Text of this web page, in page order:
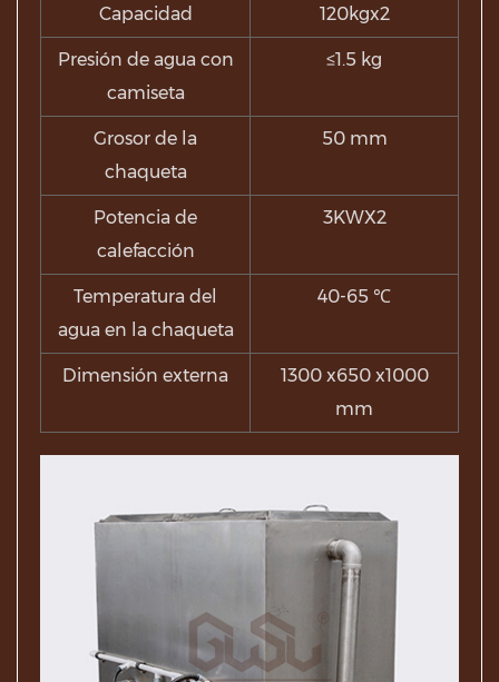
Capacidad 120kgx2
Presión de agua con
camiseta
≤1.5 kg
Grosor de la
chaqueta
50 mm
Potencia de
calefacción
3KWX2
Temperatura del
agua en la chaqueta
40-65 ℃
Dimensión externa
1300 x650 x1000
mm